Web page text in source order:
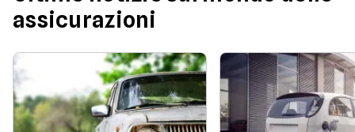
assicurazioni